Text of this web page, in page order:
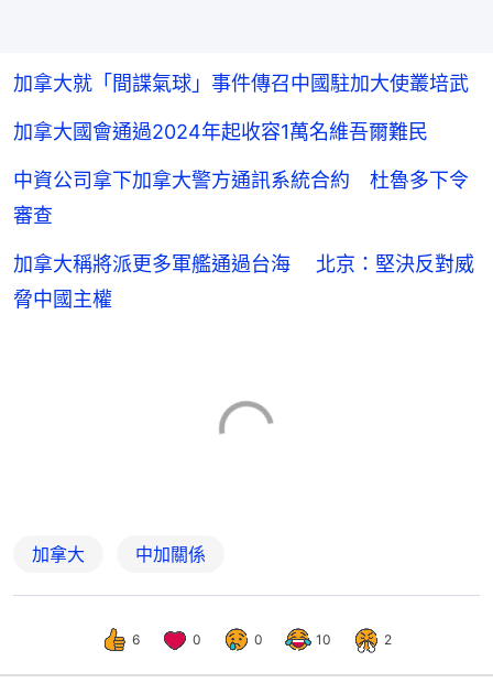
加拿大就「間諜氣球」事件傳召中國駐加大使叢培武
加拿大國會通過2024年起收容1萬名維吾爾難民
中資公司拿下加拿大警方通訊系統合約 杜魯多下令
審查
加拿大稱將派更多軍艦通過台海 北京：堅決反對威
脅中國主權
加拿大 中加關係
6 0 0 10 2